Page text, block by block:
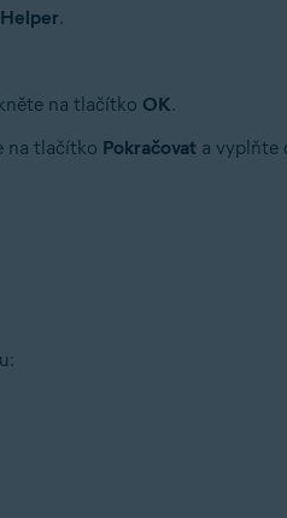
.
na tlačítko OK.
na tlačítko Pokračovat a vyplňte